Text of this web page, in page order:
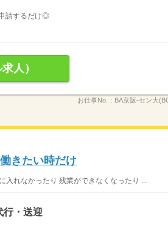
請するだけ◎
人）
お仕事No.： BA京阪-セン大
きたい時だけ
入れなかったり 残業ができなくなったり ...
行・送迎